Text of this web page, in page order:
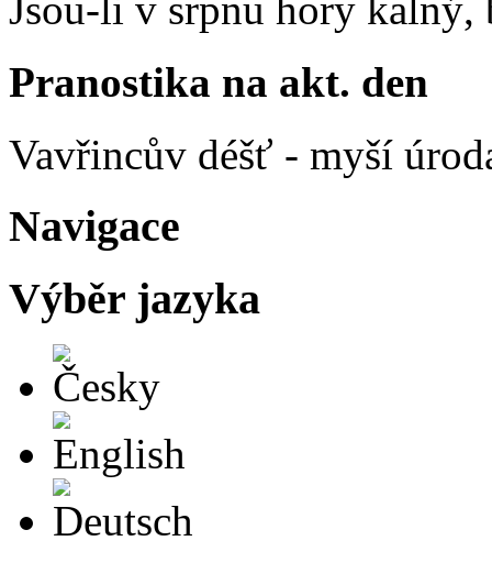
Pranostika na akt. den
Vavřincův déšť - myší
Navigace
Výběr jazyka